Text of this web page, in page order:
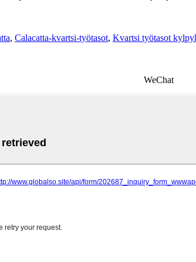
, Calacatta-kvartsi-työtasot, Kvartsi työtasot
WeChat